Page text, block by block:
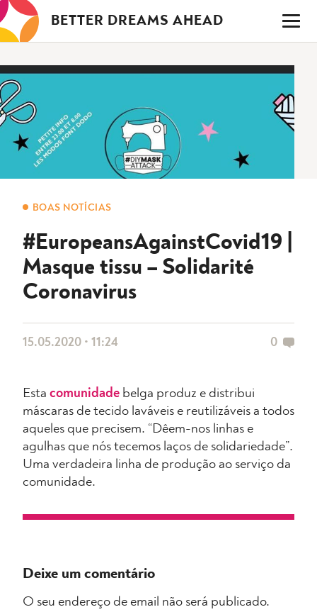
Saltar
para
o
BETTER DREAMS AHEAD
BOAS NOTÍCIAS
#EuropeansAgainstCovid19 |
Masque tissu – Solidarité
Coronavirus
15.05.2020 • 11:24 0
Esta comunidade belga produz e distribui
máscaras de tecido laváveis e reutilizáveis a todos
aqueles que precisem. “Dêem-nos linhas e
agulhas que nós tecemos laços de solidariedade”.
Uma verdadeira linha de produção ao serviço da
comunidade.
Deixe um comentário
O seu endereço de email não será publicado.